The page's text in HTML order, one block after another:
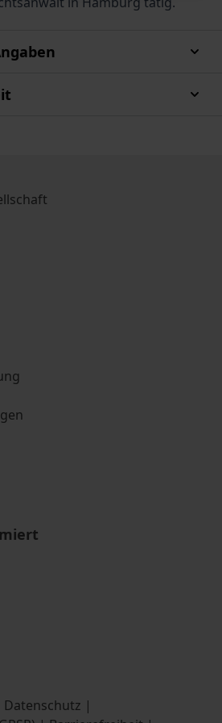
Datenschutz |